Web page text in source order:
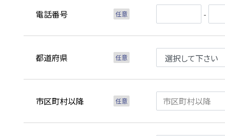
電話番号 -
都道府県
市区町村以降